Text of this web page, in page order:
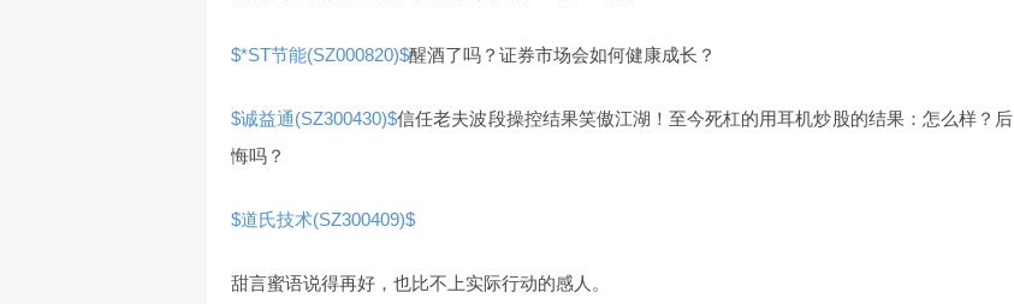
$*ST节能(SZ000820)$醒酒了吗？证券市场会如何健康成长？
$诚益通(SZ300430)$信任老夫波段操控结果笑傲江湖！至今死杠的用耳机炒股的结果：怎么样？后
悔吗？
$道氏技术(SZ300409)$
甜言蜜语说得再好，也比不上实际行动的感人。